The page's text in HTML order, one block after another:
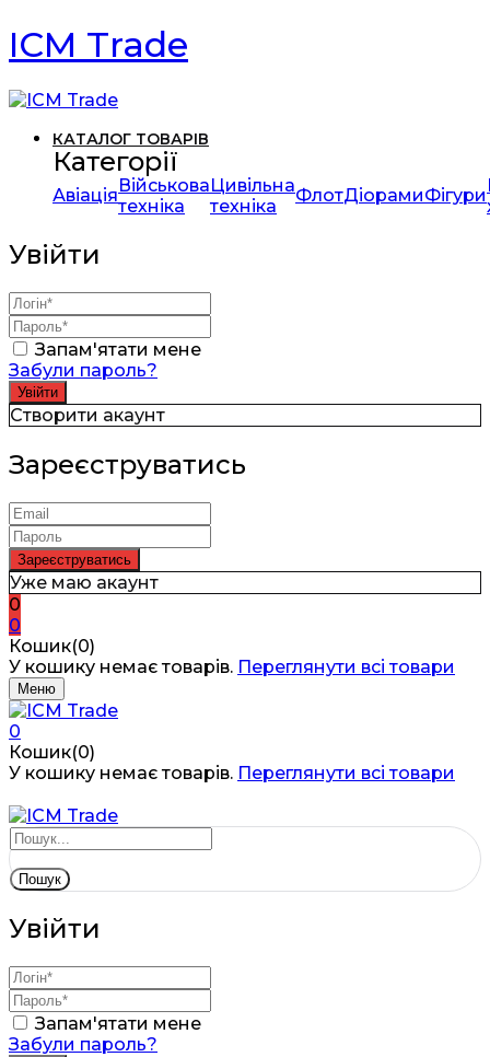
ICM Trade
КАТАЛОГ ТОВАРІВ
Категорії
АвіаціяВійськова
техніка
Цивільна
техніка
ФлотДіорамиФігури
Увійти
Запам'ятати мене
Забули пароль?
Створити акаунт
Зареєструватись
Уже маю акаунт
0
0
Кошик(0)
У кошику немає товарів. Переглянути всі товари
Меню
0
Кошик(0)
У кошику немає товарів. Переглянути всі товари
Пошук
Увійти
Запам'ятати мене
Забули пароль?